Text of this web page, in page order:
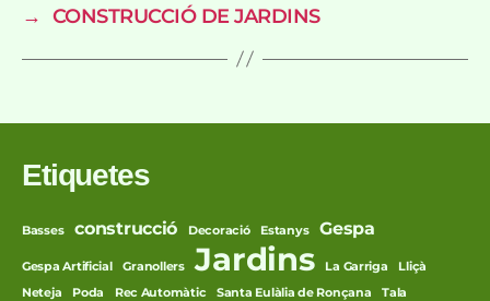
→ CONSTRUCCIÓ DE JARDINS
Etiquetes
Basses construcció Decoració Estanys Gespa
Gespa Artificial Granollers Jardins La Garriga
Lliçà
Neteja
Poda Rec Automàtic Santa Eulàlia de Ronçana
Tala